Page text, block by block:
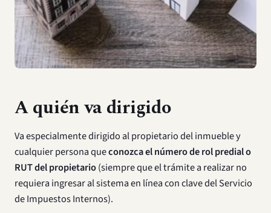
A quién va dirigido
Va especialmente dirigido al propietario del inmueble y
cualquier persona queconozca el número de rol predial o
RUT del propietario(siempre que el trámite a realizar no
requiera ingresar al sistema en línea con clave del Servicio
de Impuestos Internos).